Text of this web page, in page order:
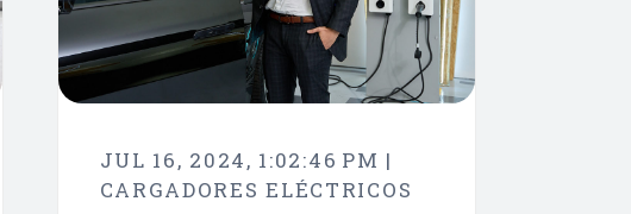
JUL 16, 2024, 1:02:46 PM |
CARGADORES ELÉCTRICOS